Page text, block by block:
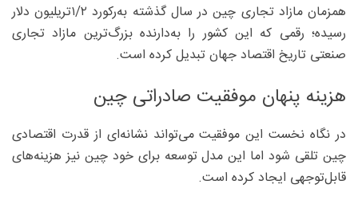
همزمان مازاد تجاری چین در سال گذشته به‌رکورد ۲/‏‏۱تریلیون دلار
رسیده؛ رقمی که این کشور را به‌دارنده بزرگ‌ترین مازاد تجاری
صنعتی تاریخ اقتصاد جهان تبدیل کرده است.
هزینه پنهان موفقیت صادراتی چین
در نگاه نخست این موفقیت می‌تواند نشانه‌ای از قدرت اقتصادی
چین تلقی شود اما این مدل توسعه برای خود چین نیز هزینه‌های
قابل‌توجهی ایجاد کرده است.